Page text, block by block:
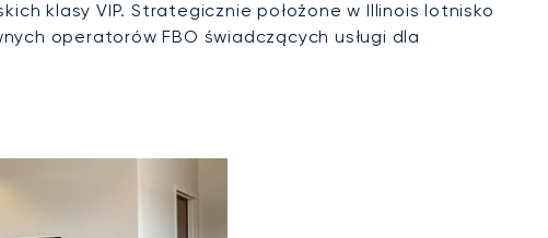
klasy VIP. Strategicznie położone w Illinois lotnisko
operatorów FBO świadczących usługi dla